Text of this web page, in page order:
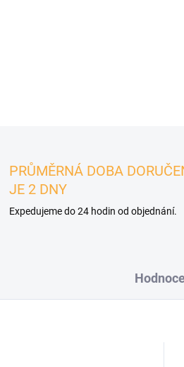
PRŮMĚRNÁ DOBA
JE 2 DNY
Expedujeme do 24 hodin od objednání.